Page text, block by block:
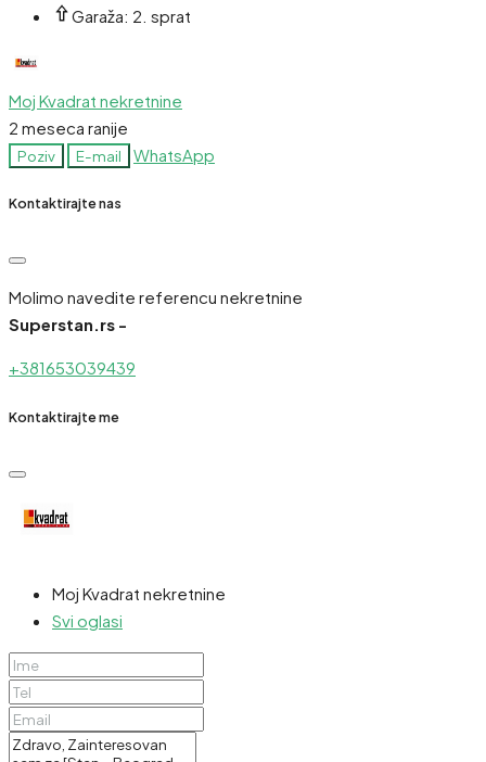
Garaža: 2. sprat
Moj Kvadrat nekretnine
2 meseca ranije
Poziv E-mail WhatsApp
Kontaktirajte nas
Molimo navedite referencu nekretnine
Superstan.rs -
+381653039439
Kontaktirajte me
Moj Kvadrat nekretnine
Svi oglasi